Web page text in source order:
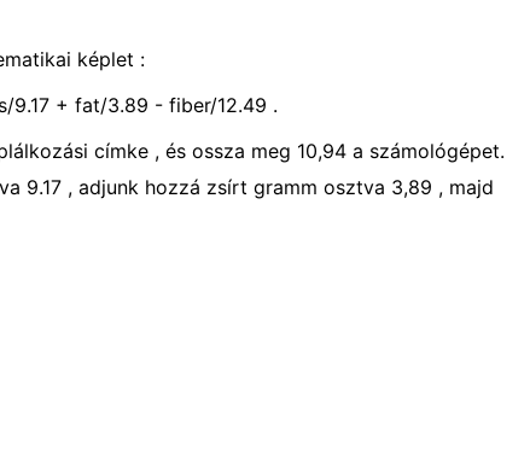
képlet :
9.17 + fat/3.89 - fiber/12.49 .
címke , és ossza meg 10,94 a számológépet.
9.17 , adjunk hozzá zsírt gramm osztva 3,89 , majd